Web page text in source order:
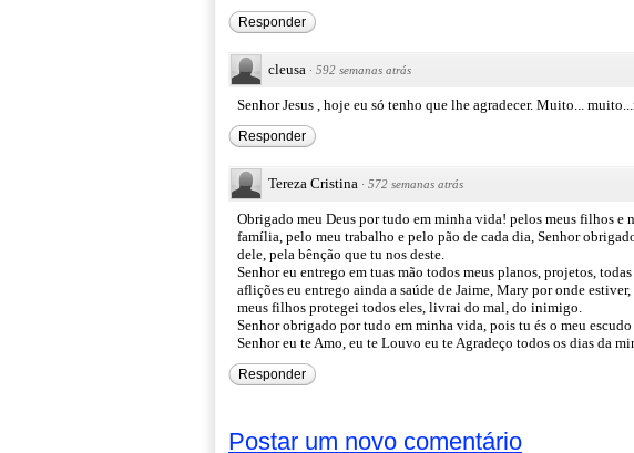
Responder
cleusa · 592 semanas atrás
Senhor Jesus , hoje eu só tenho que lhe agradecer. Muito...
Responder
Tereza Cristina · 572 semanas atrás
Obrigado meu Deus por tudo em minha vida! pelos meus filhos e
família, pelo meu trabalho e pelo pão de cada dia, Senhor
dele, pela bênção que tu nos deste.
Senhor eu entrego em tuas mão todos meus planos, projetos,
aflições eu entrego ainda a saúde de Jaime, Mary por onde
meus filhos protegei todos eles, livrai do mal, do inimigo.
Senhor obrigado por tudo em minha vida, pois tu és o meu
Senhor eu te Amo, eu te Louvo eu te Agradeço todos os dias da
Responder
Postar um novo comentário